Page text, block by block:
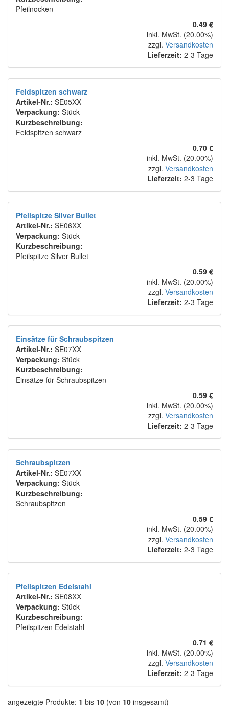
Pfeilnocken
0.49 €
inkl. MwSt. (20.00%)
zzgl. Versandkosten
Lieferzeit: 2-3 Tage
Feldspitzen schwarz
Artikel-Nr.: SE05XX
Verpackung: Stück
Kurzbeschreibung:
Feldspitzen schwarz
0.70 €
inkl. MwSt. (20.00%)
zzgl. Versandkosten
Lieferzeit: 2-3 Tage
Pfeilspitze Silver Bullet
Artikel-Nr.: SE06XX
Verpackung: Stück
Kurzbeschreibung:
Pfeilspitze Silver Bullet
0.59 €
inkl. MwSt. (20.00%)
zzgl. Versandkosten
Lieferzeit: 2-3 Tage
Einsätze für Schraubspitzen
Artikel-Nr.: SE07XX
Verpackung: Stück
Kurzbeschreibung:
Einsätze für Schraubspitzen
0.59 €
inkl. MwSt. (20.00%)
zzgl. Versandkosten
Lieferzeit: 2-3 Tage
Schraubspitzen
Artikel-Nr.: SE07XX
Verpackung: Stück
Kurzbeschreibung:
Schraubspitzen
0.59 €
inkl. MwSt. (20.00%)
zzgl. Versandkosten
Lieferzeit: 2-3 Tage
Pfeilspitzen Edelstahl
Artikel-Nr.: SE08XX
Verpackung: Stück
Kurzbeschreibung:
Pfeilspitzen Edelstahl
0.71 €
inkl. MwSt. (20.00%)
zzgl. Versandkosten
Lieferzeit: 2-3 Tage
angezeigte Produkte: 1 bis 10 (von 10 insgesamt)